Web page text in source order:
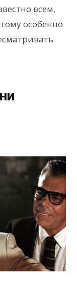
всем.
особенно